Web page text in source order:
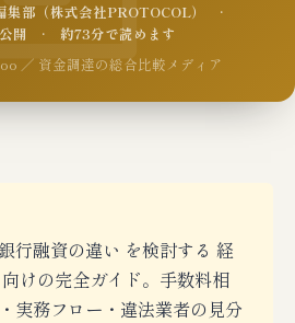
集部（株式会社PROTOCOL） ·
開 · 約73分で読めます
／ 資金調達の総合比較メディア
行融資の違い を検討する 経
けの完全ガイド。手数料相
実務フロー・違法業者の見分